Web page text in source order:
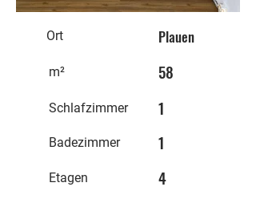
Ort Plauen
m² 58
Schlafzimmer 1
Badezimmer 1
Etagen 4